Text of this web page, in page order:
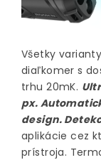
Všetky
diaľkomer s
trhu 20mK.
px.
design.
aplikácie cez
prístroja.